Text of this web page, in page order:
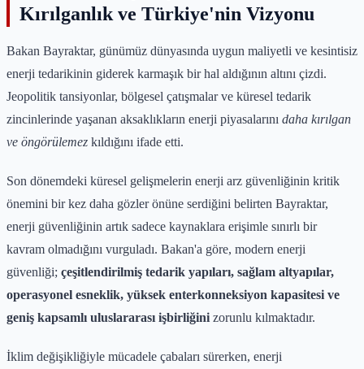
Kırılganlık ve Türkiye'nin Vizyonu
Bakan Bayraktar, günümüz dünyasında uygun maliyetli ve kesintisiz
enerji tedarikinin giderek karmaşık bir hal aldığının altını çizdi.
Jeopolitik tansiyonlar, bölgesel çatışmalar ve küresel tedarik
zincinlerinde yaşanan aksaklıkların enerji piyasalarını daha kırılgan
ve öngörülemez kıldığını ifade etti.
Son dönemdeki küresel gelişmelerin enerji arz güvenliğinin kritik
önemini bir kez daha gözler önüne serdiğini belirten Bayraktar,
enerji güvenliğinin artık sadece kaynaklara erişimle sınırlı bir
kavram olmadığını vurguladı. Bakan'a göre, modern enerji
güvenliği; çeşitlendirilmiş tedarik yapıları, sağlam altyapılar,
operasyonel esneklik, yüksek enterkonneksiyon kapasitesi ve
geniş kapsamlı uluslararası işbirliğini zorunlu kılmaktadır.
İklim değişikliğiyle mücadele çabaları sürerken, enerji